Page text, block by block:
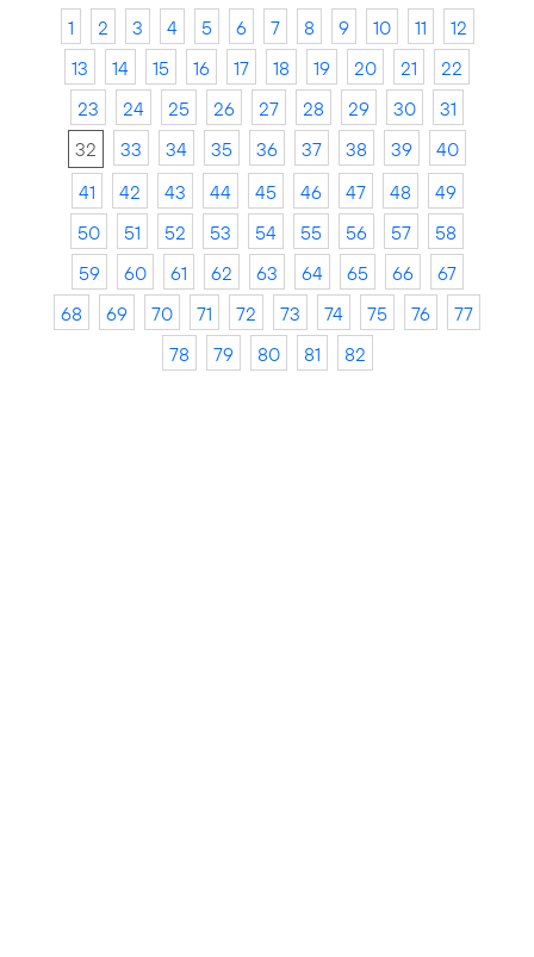
1 2 3 4 5 6 7 8 9 10 11
12
13
14 15 16 17 18 19 20 21
22
23
24 25 26 27 28 29 30
31
32
33 34 35 36 37 38 39
40
41
42 43 44 45 46 47 48
49
50
51 52 53 54 55 56 57
58
59
60 61 62 63 64 65 66
67
68
69 70 71 72 73 74 75 76
77
78
79 80 81 82